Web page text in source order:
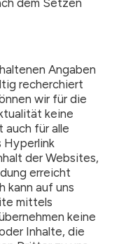
Angaben
recherchiert
wir für die
keine
auch für alle
Hyperlink
der Websites,
erreicht
kann auf uns
mittels
keine
Inhalte, die